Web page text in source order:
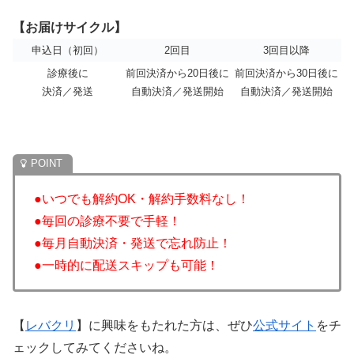
【お届けサイクル】
申込日（初回） 2回目
3回目以降
診療後に
決済／発送
前回決済から20日後に
自動決済／発送開始
前回決済から30日後に
自動決済／発送開始
●いつでも解約OK・解約手数料なし！
●毎回の診療不要で手軽！
●毎月自動決済・発送で忘れ防止！
●一時的に配送スキップも可能！
【 レバクリ 】に興味をもたれた方は、ぜひ公式サイト をチ
ェックしてみてくださいね。